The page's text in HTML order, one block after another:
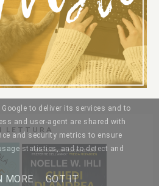
LETTURA
to deliver its services and to
and user-agent are shared with
and security metrics to ensure
statistics, and to detect and
MORE GOT IT